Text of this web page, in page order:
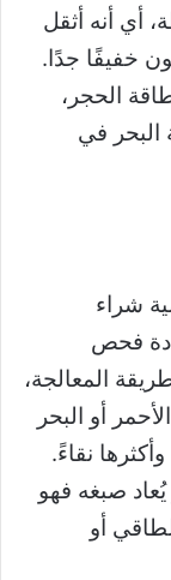
أي أنه أثقل
خفيفًا جدًا.
الحجر،
البحر في
شراء
فحص
المعالجة،
أو البحر
نقاءً.
صبغه فهو
أو